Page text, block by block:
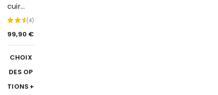
cuir
Perfor
Note
5.00
sur
5
(4)
99,90 €
CHOIX
DES OP
TIONS